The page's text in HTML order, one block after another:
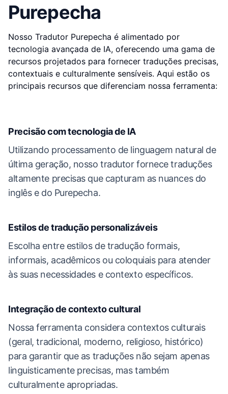
Purepecha
Nosso Tradutor Purepecha é alimentado por
tecnologia avançada de IA, oferecendo uma gama de
recursos projetados para fornecer traduções precisas,
contextuais e culturalmente sensíveis. Aqui estão os
principais recursos que diferenciam nossa ferramenta:
Precisão com tecnologia de IA
Utilizando processamento de linguagem natural de
última geração, nosso tradutor fornece traduções
altamente precisas que capturam as nuances do
inglês e do Purepecha.
Estilos de tradução personalizáveis
Escolha entre estilos de tradução formais,
informais, acadêmicos ou coloquiais para atender
às suas necessidades e contexto específicos.
Integração de contexto cultural
Nossa ferramenta considera contextos culturais
(geral, tradicional, moderno, religioso, histórico)
para garantir que as traduções não sejam apenas
linguisticamente precisas, mas também
culturalmente apropriadas.